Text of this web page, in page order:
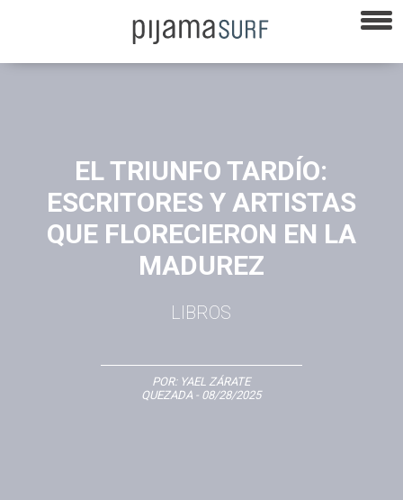
EL TRIUNFO TARDÍO:
ESCRITORES Y ARTISTAS
QUE FLORECIERON EN LA
MADUREZ
LIBROS
POR: YAEL ZÁRATE
QUEZADA - 08/28/2025